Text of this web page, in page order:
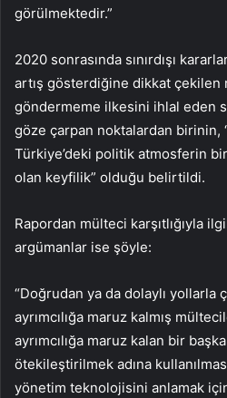
görülmektedir.”
2020 sonrasında sınırdışı
artış gösterdiğine dikkat çekilen
göndermeme ilkesini ihlal eden
göze çarpan noktalardan birinin,
Türkiye’deki politik atmosferin
olan keyfilik” olduğu belirtildi.
Rapordan mülteci karşıtlığıyla
argümanlar ise şöyle:
“Doğrudan ya da dolaylı yollarla
ayrımcılığa maruz kalmış
ayrımcılığa maruz kalan bir
ötekileştirilmek adına
yönetim teknolojisini anlamak